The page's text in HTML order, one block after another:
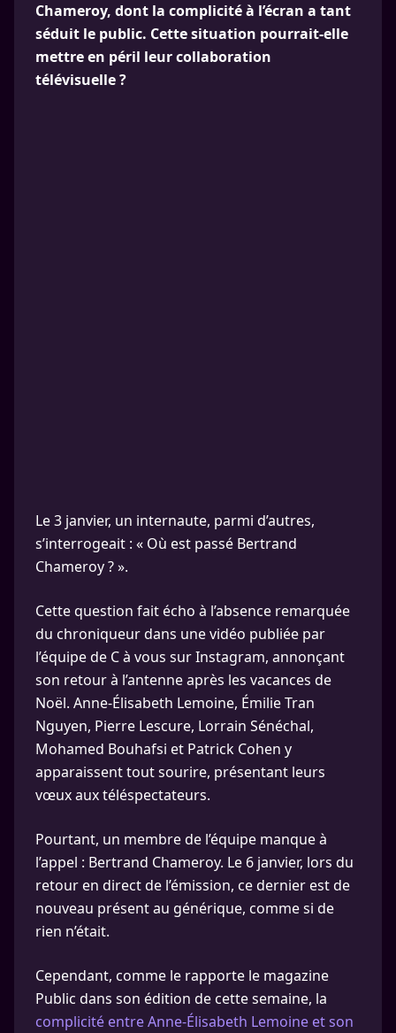
Chameroy, dont la complicité à l’écran a tant
séduit le public. Cette situation pourrait-elle
mettre en péril leur collaboration
télévisuelle ?
Le 3 janvier, un internaute, parmi d’autres,
s’interrogeait : « Où est passé Bertrand
Chameroy ? ».
Cette question fait écho à l’absence remarquée
du chroniqueur dans une vidéo publiée par
l’équipe de C à vous sur Instagram, annonçant
son retour à l’antenne après les vacances de
Noël. Anne-Élisabeth Lemoine, Émilie Tran
Nguyen, Pierre Lescure, Lorrain Sénéchal,
Mohamed Bouhafsi et Patrick Cohen y
apparaissent tout sourire, présentant leurs
vœux aux téléspectateurs.
Pourtant, un membre de l’équipe manque à
l’appel : Bertrand Chameroy. Le 6 janvier, lors du
retour en direct de l’émission, ce dernier est de
nouveau présent au générique, comme si de
rien n’était.
Cependant, comme le rapporte le magazine
Public dans son édition de cette semaine, la
complicité entre Anne-Élisabeth Lemoine et son